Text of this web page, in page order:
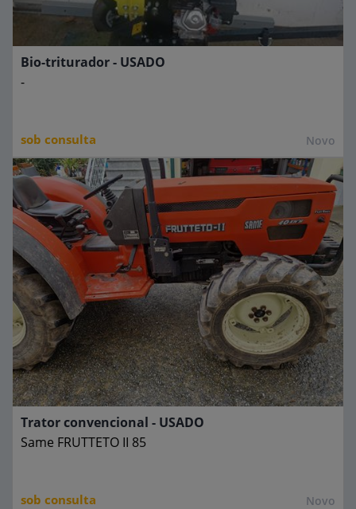
Novo
Bio-triturador - USADO
-
sob consulta
Novo
Trator convencional - USADO
Same FRUTTETO II 85
sob consulta